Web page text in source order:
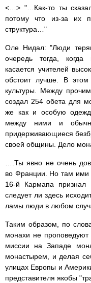
<…> "…Как-то ты
потому что из-за их
структура…"
Оле Нидал: "Люди
очередь тогда,
касается учителей
обстоит лучше. В
культуры. Между
создал 254 обета для
же как и особую
между ними и
придерживающиеся
своей общины. Дело
….Ты явно не очень
во Франции. Но там ими
16-й Кармапа признал
следует ли здесь
ламы люди в любом
Таким образом, по
монахи не проповедуют
миссии на Западе
монастырем, и делая
улицах Европы и
представителя якобы